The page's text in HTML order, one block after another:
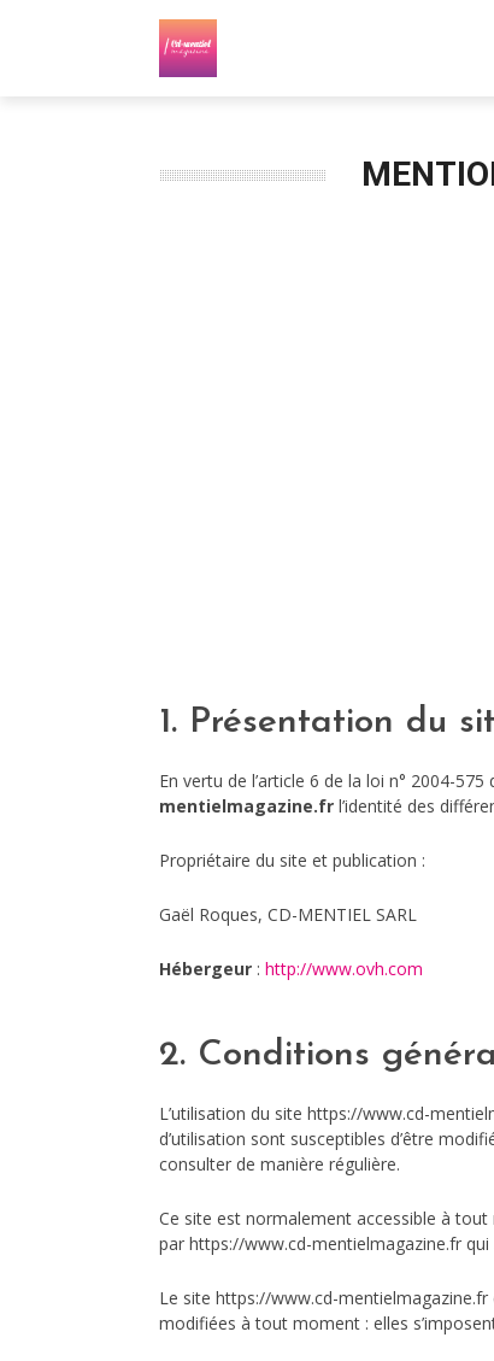
1. Présentation du
En vertu de l’article 6 de la loi n° 2004-
mentielmagazine.fr l’identité des
Propriétaire du site et publication :
Gaël Roques, CD-MENTIEL SARL
Hébergeur : http://www.ovh.com
2. Conditions
L’utilisation du site https://www.cd-
d’utilisation sont susceptibles d’être
consulter de manière régulière.
Ce site est normalement accessible à
par https://www.cd-mentielmagazine.fr
Le site https://www.cd-
modifiées à tout moment : elles